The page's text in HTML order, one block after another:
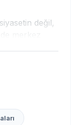
değil,
ve
içinde